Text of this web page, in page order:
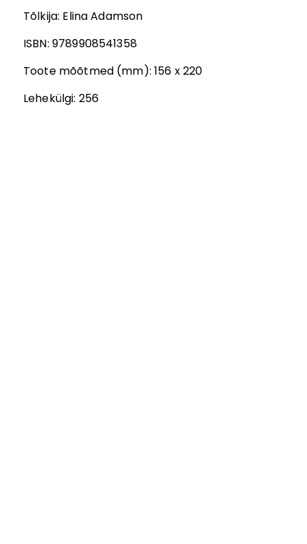
Tõlkija: Elina Adamson
ISBN: 9789908541358
Toote mõõtmed (mm):156 x 220
Lehekülgi: 256